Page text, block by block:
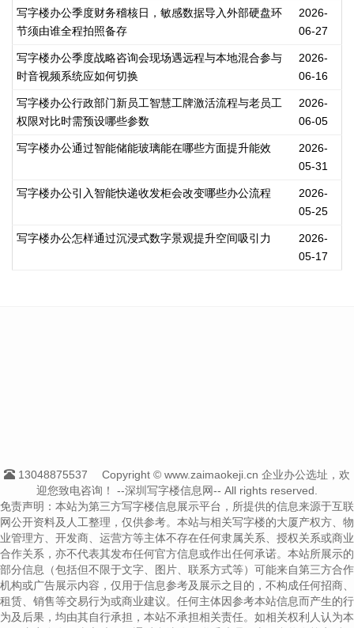
写字楼办公季度财务稽核日，敏感数据导入外部硬盘环
节须由谁全程拍照备存
2026-
06-27
写字楼办公季度战略咨询会现场遇远程与本地混合参与
时音视频系统应如何切换
2026-
06-16
写字楼办公行政部门新员工智慧工牌激活流程与老员工
权限对比时需预设哪些参数
2026-
06-05
写字楼办公通过智能储能玻璃能在哪些方面提升能效
2026-
05-31
写字楼办公引入智能快递收发柜会改变哪些办公流程
2026-
05-25
写字楼办公怎样通过沉浸式数字景观提升空间吸引力
2026-
05-17
13048875537
Copyright © www.zaimaokeji.cn 企业办公选址，欢
迎您致电咨询！
--深圳写字楼信息网-- All rights reserved.
免责声明：本站为第三方写字楼信息展示平台，所提供的信息来源于互联
网公开资料及人工整理，仅供参考。本站与相关写字楼的大厦产权方、物
业管理方、开发商、运营方等主体不存在任何隶属关系、授权关系或商业
合作关系，亦不代表其发布任何官方信息或作出任何承诺。本站所展示的
部分信息（包括但不限于文字、图片、联系方式等）可能来自第三方合作
机构或广告展示内容，仅用于信息参考及展示之目的，不构成任何招商、
租赁、销售等交易行为或商业建议。任何主体因参考本站信息而产生的行
为及后果，均由其自行承担，本站不承担相关责任。如相关权利人认为本